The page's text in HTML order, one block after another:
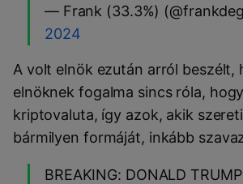
— Frank (33.3%)
2024
A volt elnök ezután arról beszélt,
elnöknek fogalma sincs róla,
kriptovaluta, így azok, akik
bármilyen formáját, inkább
BREAKING: DONALD